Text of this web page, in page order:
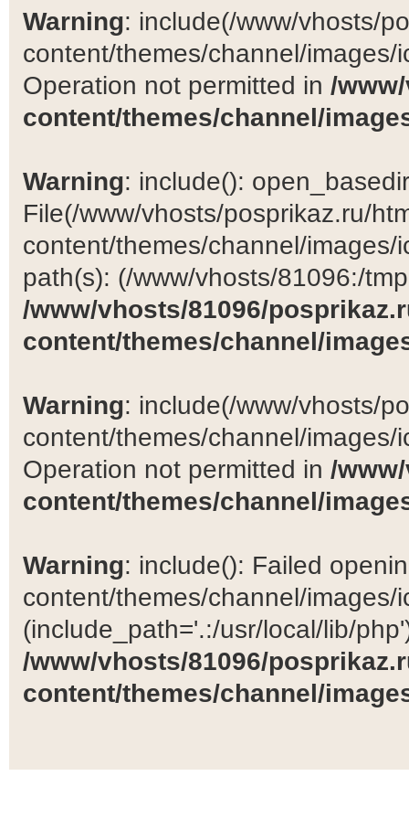
Warning: include(/www/vhosts/
content/themes/channel/
Operation not permitted in /
content/themes/channel/
Warning: include():
File(/www/vhosts/posprikaz.ru/
content/themes/channel/
path(s): (/www/vhosts/81096:/
/www/vhosts/81096/
content/themes/channel/
Warning: include(/www/vhosts/
content/themes/channel/
Operation not permitted in /
content/themes/channel/
Warning: include(): Failed
content/themes/channel/images/
(include_path='.:/usr/local/lib/
/www/vhosts/81096/
content/themes/channel/